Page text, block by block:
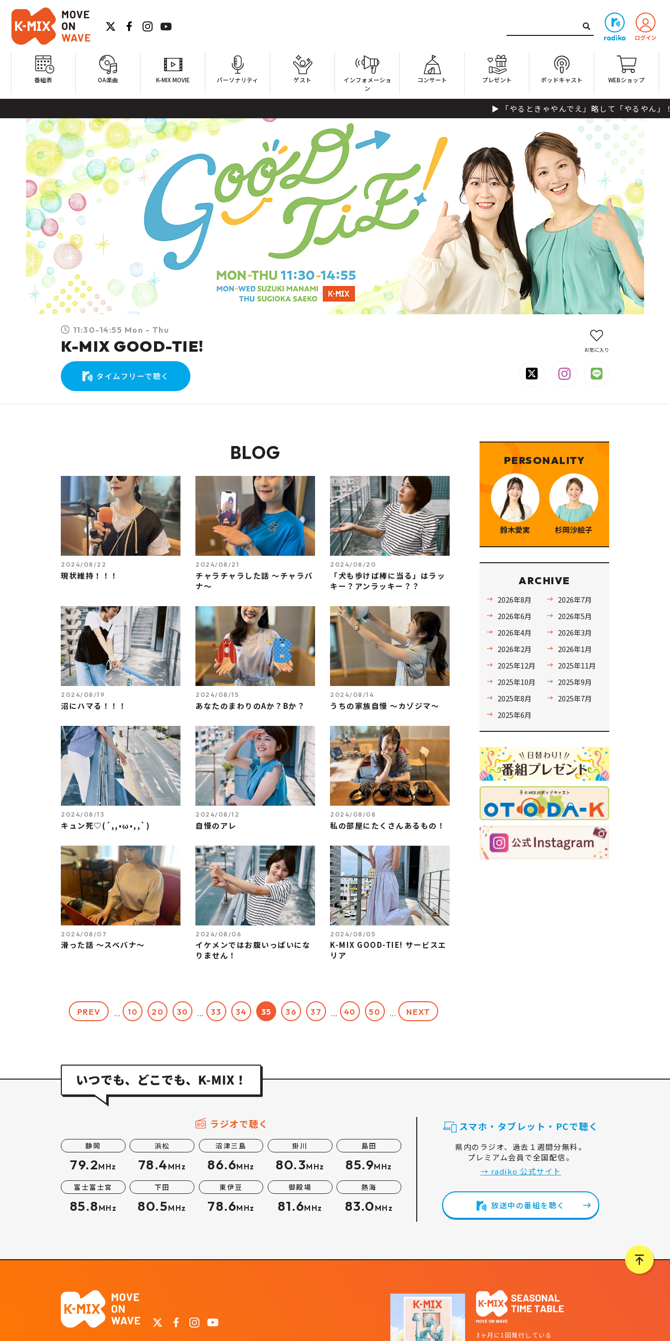
番組表 OA楽曲 K-MIX MOVIE パーソナリティ ゲスト
インフォメーショ
ン
コンサート プレゼント ポッドキャスト WEBショップ
「やるときゃやんでえ」略して「やるやん」！ パーソナ
11:30-14:55 Mon - Thu
K-MIX GOOD-TIE!
タイムフリーで聴く
お気に入り
BLOG
2024/08/22
現状維持！！！
2024/08/21
チャラチャラした話 ～チャラバ
ナ～
2024/08/20
「犬も歩けば棒に当る」はラッ
キー？アンラッキー？？
2024/08/19
沼にハマる！！！
2024/08/15
あなたのまわりのAか？Bか？
2024/08/14
うちの家族自慢 ～カゾジマ～
2024/08/13
キュン死♡(´,,•ω•,,`)
2024/08/12
自慢のアレ
2024/08/08
私の部屋にたくさんあるもの！
2024/08/07
滑った話 ～スベバナ～
2024/08/06
イケメンではお腹いっぱいにな
りません！
2024/08/05
K-MIX GOOD-TIE! サービスエ
リア
PREV ... 10 20 30 ... 33 34 35 36 37 ... 40 50 ... NEXT
PERSONALITY
鈴木愛実 杉岡沙絵子
ARCHIVE
2026年8月
2026年7月
2026年6月
2026年5月
2026年4月
2026年3月
2026年2月
2026年1月
2025年12月
2025年11月
2025年10月
2025年9月
2025年8月
2025年7月
2025年6月
ラジオで聴く
静岡
79.2MHz
浜松
78.4 MHz
沼津三島
86.6MHz
掛川
80.3MHz
島田
85.9MHz
富士富士宮
85.8 MHz
下田
80.5MHz
東伊豆
78.6MHz
御殿場
81.6MHz
熱海
83.0 MHz
スマホ・タブレット・PCで聴く
県内のラジオ、過去１週間分無料。
プレミアム会員で全国配信。
→ radiko 公式サイト
放送中の番組を聴く
3ヶ月に1回発行している